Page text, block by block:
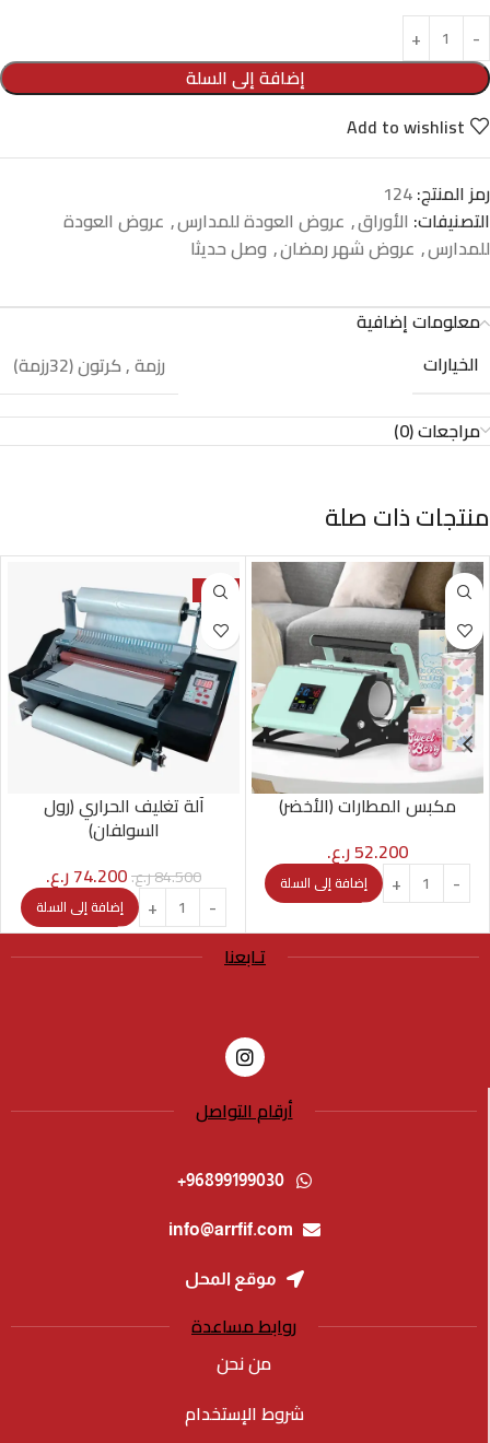
إضافة إلى السلة
Add to wishlist
رمز المنتج:124
التصنيفات: الأوراق, عروض العودة للمدارس, عروض العودة
للمدارس, عروض شهر رمضان, وصل حديثا
معلومات إضافية
الخيارات
رزمة,كرتون (32رزمة)
مراجعات (0)
منتجات ذات صلة
مكبس المطارات (الأخضر)
52.200ر.ع.
إضافة إلى السلة
-12%
آلة تغليف الحراري (رول
السولفان)
84.500ر.ع.74.200ر.ع.
إضافة إلى السلة
تـابعنا
أرقام التواصل
96899199030+
info@arrfif.com
موقع المحل
روابط مساعدة
من نحن
شروط الإستخدام